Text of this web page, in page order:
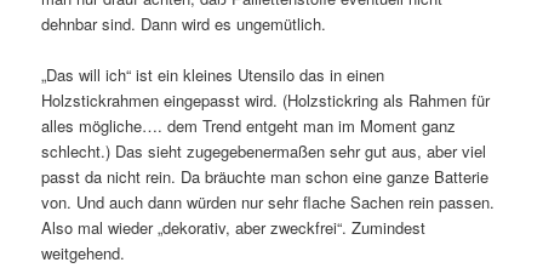
dehnbar sind. Dann wird es ungemütlich.
„Das will ich“ ist ein kleines Utensilo das in einen
Holzstickrahmen eingepasst wird. (Holzstickring als Rahmen für
alles mögliche…. dem Trend entgeht man im Moment ganz
schlecht.) Das sieht zugegebenermaßen sehr gut aus, aber viel
passt da nicht rein. Da bräuchte man schon eine ganze Batterie
von. Und auch dann würden nur sehr flache Sachen rein passen.
Also mal wieder „dekorativ, aber zweckfrei“. Zumindest
weitgehend.